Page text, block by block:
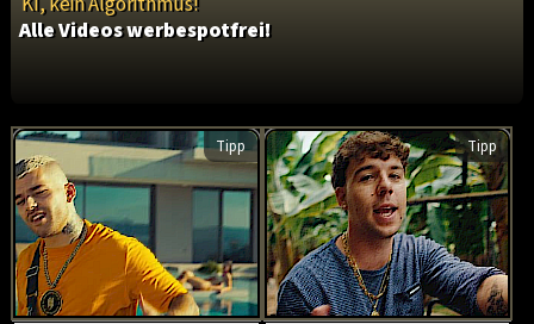
Alle Videos werbespotfrei!
Tipp Tipp